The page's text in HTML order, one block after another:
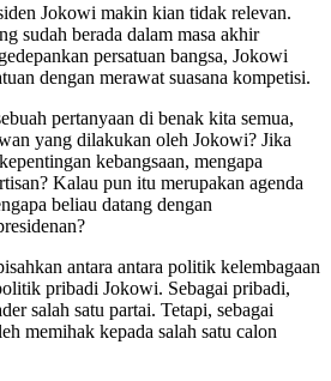
Jokowi makin kian tidak relevan.
sudah berada dalam masa akhir
persatuan bangsa, Jokowi
dengan merawat suasana kompetisi.
pertanyaan di benak kita semua,
yang dilakukan oleh Jokowi? Jika
kebangsaan, mengapa
Kalau pun itu merupakan agenda
beliau datang dengan
antara antara politik kelembagaan
pribadi Jokowi. Sebagai pribadi,
salah satu partai. Tetapi, sebagai
memihak kepada salah satu calon